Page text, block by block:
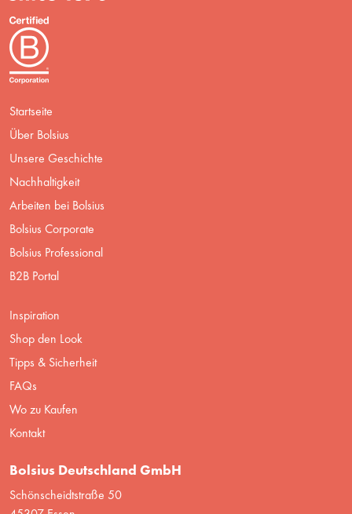
Startseite
Über Bolsius
Unsere Geschichte
Nachhaltigkeit
Arbeiten bei Bolsius
Bolsius Corporate
Bolsius Professional
B2B Portal
Inspiration
Shop den Look
Tipps & Sicherheit
FAQs
Wo zu Kaufen
Kontakt
Bolsius Deutschland GmbH
Schönscheidtstraße 50